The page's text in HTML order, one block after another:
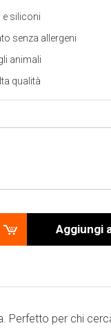
e siliconi
senza allergeni
animali
qualità
Aggiungi
Perfetto per chi